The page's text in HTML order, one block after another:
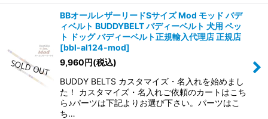
BBオールレザーリードSサイズ Mod モッド バデ
ィベルト BUDDYBELT バディーベルト 犬用 ペッ
ト ドッグ バディーベルト正規輸入代理店 正規店
[bbl-al124-mod]
9,960円(税込)
BUDDY BELTS カスタマイズ・名入れを始めまし
た！ カスタマイズ・名入れご依頼のカートはこち
ら♪パーツは下記よりお選び下さい。パーツはこ
ち…